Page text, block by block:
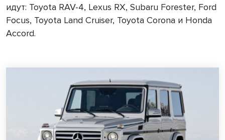
идут: Toyota RAV-4, Lexus RX, Subaru Forester, Ford
Focus, Toyota Land Cruiser, Toyota Corona и Honda
Accord.